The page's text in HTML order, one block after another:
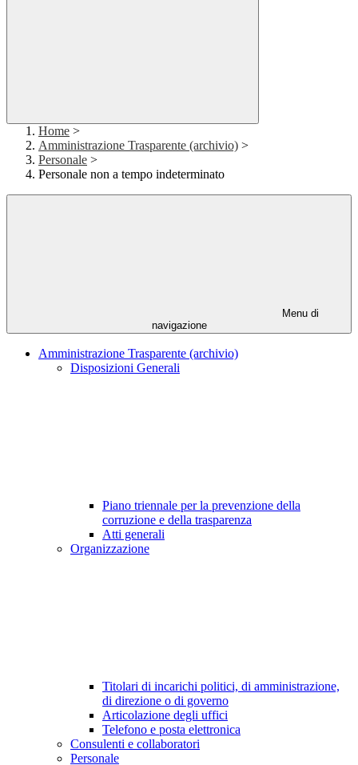
Home >
Amministrazione Trasparente (archivio) >
Personale >
Personale non a tempo indeterminato
Menu di
navigazione
Amministrazione Trasparente (archivio)
Disposizioni Generali
Piano triennale per la prevenzione della
corruzione e della trasparenza
Atti generali
Organizzazione
Titolari di incarichi politici, di amministrazione,
di direzione o di governo
Articolazione degli uffici
Telefono e posta elettronica
Consulenti e collaboratori
Personale